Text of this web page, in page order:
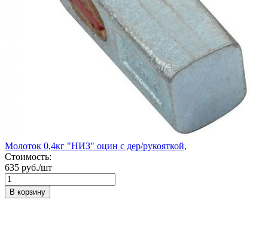
Молоток 0,4кг "НИЗ" оцин с дер/рукояткой,
Стоимость:
635 руб./шт
В корзину